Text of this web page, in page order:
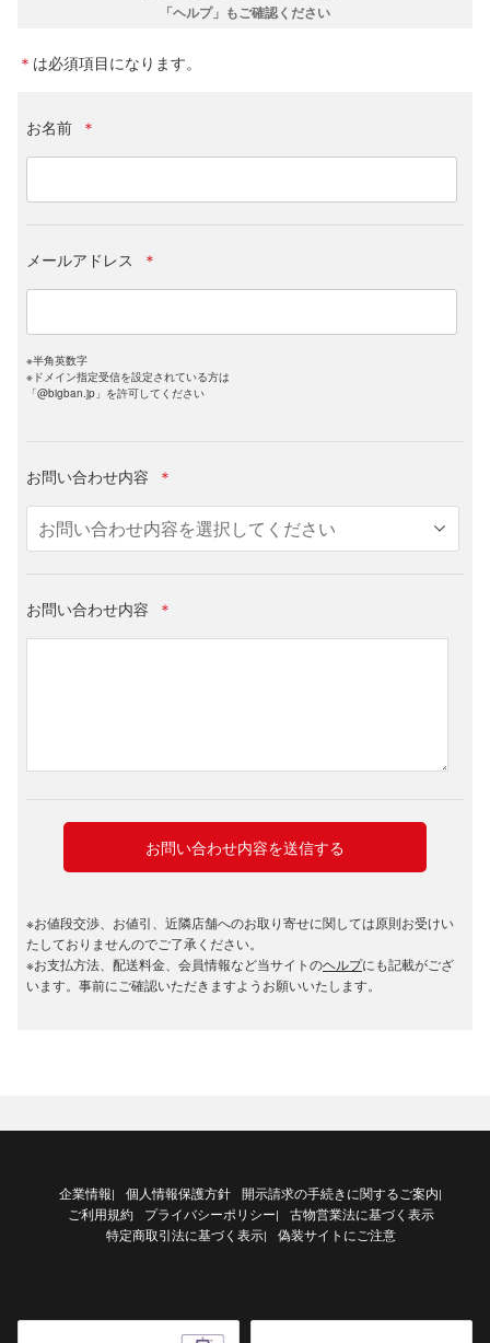
「ヘルプ」もご確認ください
＊ は必須項目になります。
お名前 ＊
メールアドレス ＊
※半角英数字
※ドメイン指定受信を設定されている方は
「@bigban.jp」を許可してください
お問い合わせ内容 ＊
お問い合わせ内容 ＊
※お値段交渉、お値引、近隣店舗へのお取り寄せに関しては原則お受けい
たしておりませんのでご了承ください。
※お支払方法、配送料金、会員情報など当サイトのヘルプにも記載がござ
います。事前にご確認いただきますようお願いいたします。
企業情報| 個人情報保護方針 開示請求の手続きに関するご案内|
ご利用規約 プライバシーポリシー|
古物営業法に基づく表示
特定商取引法に基づく表示| 偽装サイトにご注意